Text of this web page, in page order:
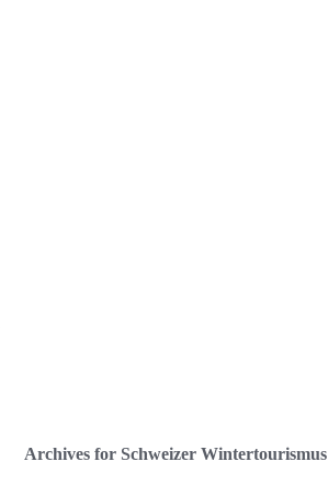
Archives for Schweizer Wintertourismus